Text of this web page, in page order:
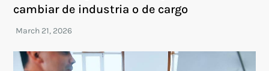
cambiar de industria o de cargo